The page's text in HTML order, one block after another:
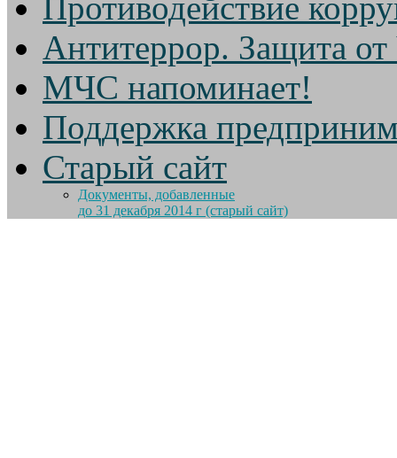
Антитеррор. Защита
МЧС напоминает!
Поддержка
Старый сайт
Документы, добавленные
до 31 декабря 2014 г (старый сайт)